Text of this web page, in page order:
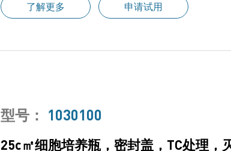
了解更多 申请试用
型号： 1030100
25c㎡细胞培养瓶，密封盖，TC处理